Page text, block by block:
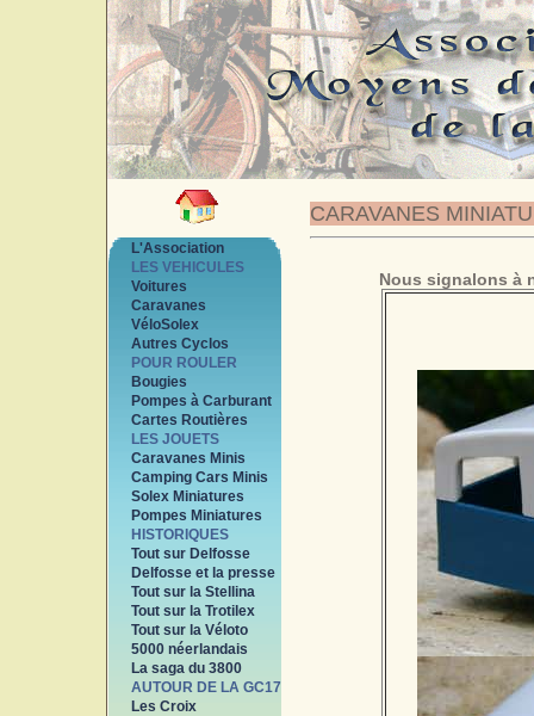
CARAVANES
L'Association
LES VEHICULES
Voitures
Caravanes
VéloSolex
Autres Cyclos
POUR ROULER
Bougies
Pompes à Carburant
Cartes Routières
LES JOUETS
Caravanes Minis
Camping Cars Minis
Solex Miniatures
Pompes Miniatures
HISTORIQUES
Tout sur Delfosse
Delfosse et la presse
Tout sur la Stellina
Tout sur la Trotilex
Tout sur la Véloto
5000 néerlandais
La saga du 3800
AUTOUR DE LA GC17
Les Croix
Nous signalons à